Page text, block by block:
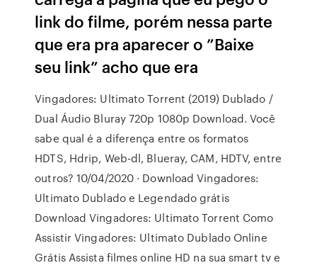
link do filme, porém nessa parte
que era pra aparecer o ”Baixe
seu link” acho que era
Vingadores: Ultimato Torrent (2019) Dublado /
Dual Áudio Bluray 720p 1080p Download. Você
sabe qual é a diferença entre os formatos
HDTS, Hdrip, Web-dl, Blueray, CAM, HDTV, entre
outros? 10/04/2020 · Download Vingadores:
Ultimato Dublado e Legendado grátis
Download Vingadores: Ultimato Torrent Como
Assistir Vingadores: Ultimato Dublado Online
Grátis Assista filmes online HD na sua smart tv e